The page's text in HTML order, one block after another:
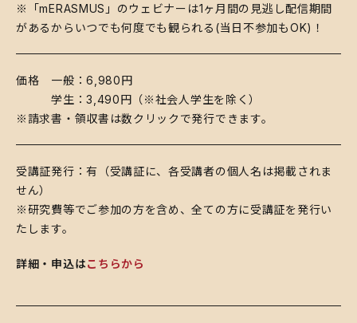
※「mERASMUS」のウェビナーは1ヶ月間の見逃し配信期間
があるからいつでも何度でも観られる(当日不参加もOK)！
​価格 一般：6,980円
学生：3,490円（※社会人学生を除く）
※請求書・領収書は数クリックで発行できます。
​受講証発行：有（受講証に、各受講者の個人名は掲載されま
せん）
※研究費等でご参加の方を含め、全ての方に受講証を発行い
たします。
詳細・申込はこちらから